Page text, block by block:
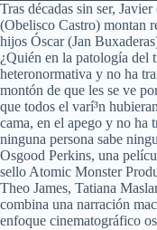
Tras décadas sin ser,
(Obelisco Castro) montan
hijos Óscar (Jan
¿Quién en la patologí­a del
heteronormativa y no ha
montón de que les se ve
que todos el varí³n
cama, en el apego y no ha
ninguna persona sabe
Osgood Perkins, una
sello Atomic Monster
Theo James, Tatiana
combina una narración
enfoque cinematográfico